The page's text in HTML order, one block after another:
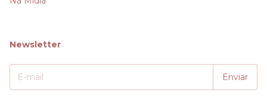
Newsletter